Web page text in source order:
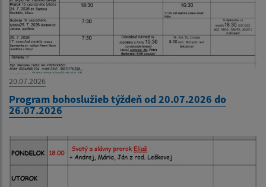
20.07.2026
Program bohoslužieb týždeň od 20.07.2026 do
26.07.2026